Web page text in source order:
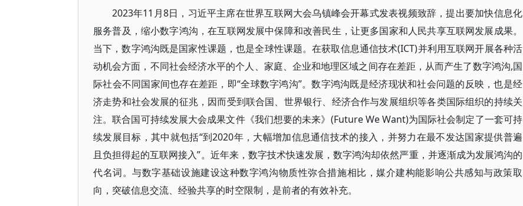
2023年11月8日，习近平主席在世界互联网大会乌镇峰会开幕式发表视频致辞，提出要加快信息化
服务普及，缩小数字鸿沟，在互联网发展中保障和改善民生，让更多国家和人民共享互联网发展成果。
当下，数字鸿沟既是国家性课题，也是全球性课题。在获取信息通信技术(ICT)并利用互联网开展各种活
动机会方面，不同社会经济水平的个人、家庭、企业和地理区域之间存在差距，从而产生了数字鸿沟,国
际社会不同国家间也存在差距，即“全球数字鸿沟”。数字鸿沟既是经济现状和社会问题的反映，也是经
济走势和社会发展的征兆，因而受到联合国、世界银行、经济合作与发展组织等各类国际组织的持续关
注。联合国可持续发展大会成果文件《我们想要的未来》(Future We Want)为国际社会制定了一套可持
续发展目标，其中就包括“到2020年，大幅增加信息通信技术的接入，并努力在最不发达国家提供普遍
且负担得起的互联网接入”。近年来，数字技术快速发展，数字鸿沟却依然严重，并逐渐成为发展鸿沟的
代名词。与数字基础设施建设这种数字鸿沟物质性弥合措施相比，媒介建构能影响公共感知与政策取
向，突破信息交流、经验共享的时空限制，是前者的有效补充。